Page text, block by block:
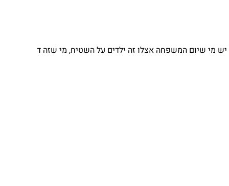
מי שיום המשפחה אצלו זה ילדים על השטיח, מי שזה ד